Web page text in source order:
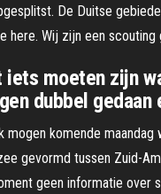
De Duitse
here. Wij zijn een
moeten zijn
dubbel gedaan
mogen komende
gevormd tussen Zuid-
geen informatie over